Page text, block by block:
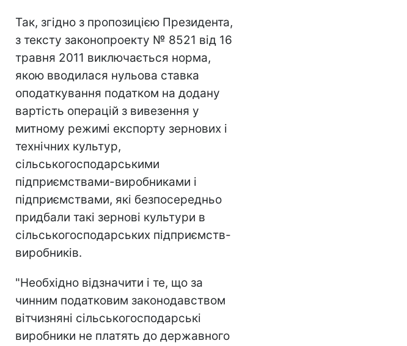
Так, згідно з пропозицією Президента,
з тексту законопроекту № 8521 від 16
травня 2011 виключається норма,
якою вводилася нульова ставка
оподаткування податком на додану
вартість операцій з вивезення у
митному режимі експорту зернових і
технічних культур,
сільськогосподарськими
підприємствами-виробниками і
підприємствами, які безпосередньо
придбали такі зернові культури в
сільськогосподарських підприємств-
виробників.
"Необхідно відзначити і те, що за
чинним податковим законодавством
вітчизняні сільськогосподарські
виробники не платять до державного